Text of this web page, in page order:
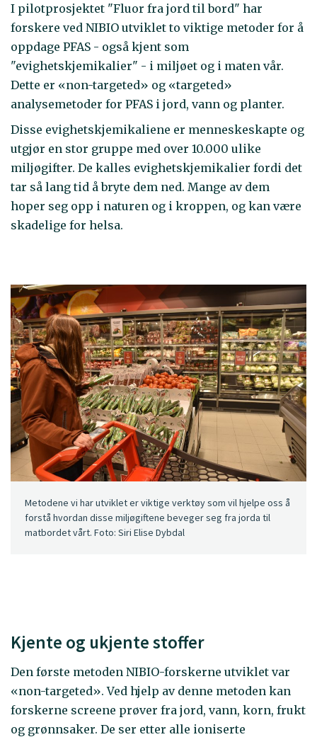
I pilotprosjektet "Fluor fra jord til bord" har
forskere ved NIBIO utviklet to viktige metoder for å
oppdage PFAS - også kjent som
"evighetskjemikalier" - i miljøet og i maten vår.
Dette er «non-targeted» og «targeted»
analysemetoder for PFAS i jord, vann og planter.
Disse evighetskjemikaliene er menneskeskapte og
utgjør en stor gruppe med over 10.000 ulike
miljøgifter. De kalles evighetskjemikalier fordi det
tar så lang tid å bryte dem ned. Mange av dem
hoper seg opp i naturen og i kroppen, og kan være
skadelige for helsa.
Metodene vi har utviklet er viktige verktøy som vil hjelpe oss å
forstå hvordan disse miljøgiftene beveger seg fra jorda til
matbordet vårt. Foto: Siri Elise Dybdal
Kjente og ukjente stoffer
Den første metoden NIBIO-forskerne utviklet var
«non-targeted». Ved hjelp av denne metoden kan
forskerne screene prøver fra jord, vann, korn, frukt
og grønnsaker. De ser etter alle ioniserte